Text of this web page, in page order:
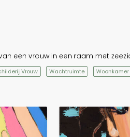
een vrouw in een raam met
Vrouw Wachtruimte Woonkamer